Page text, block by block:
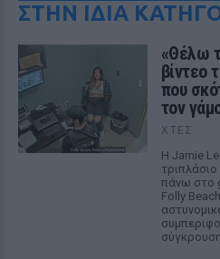
ΣΤΗΝ ΙΔΙΑ
«Θέλω
βίντεο
που
τον
ΧΤΕΣ
Η Jamie
πάνω στο
Folly
σύγκρουση